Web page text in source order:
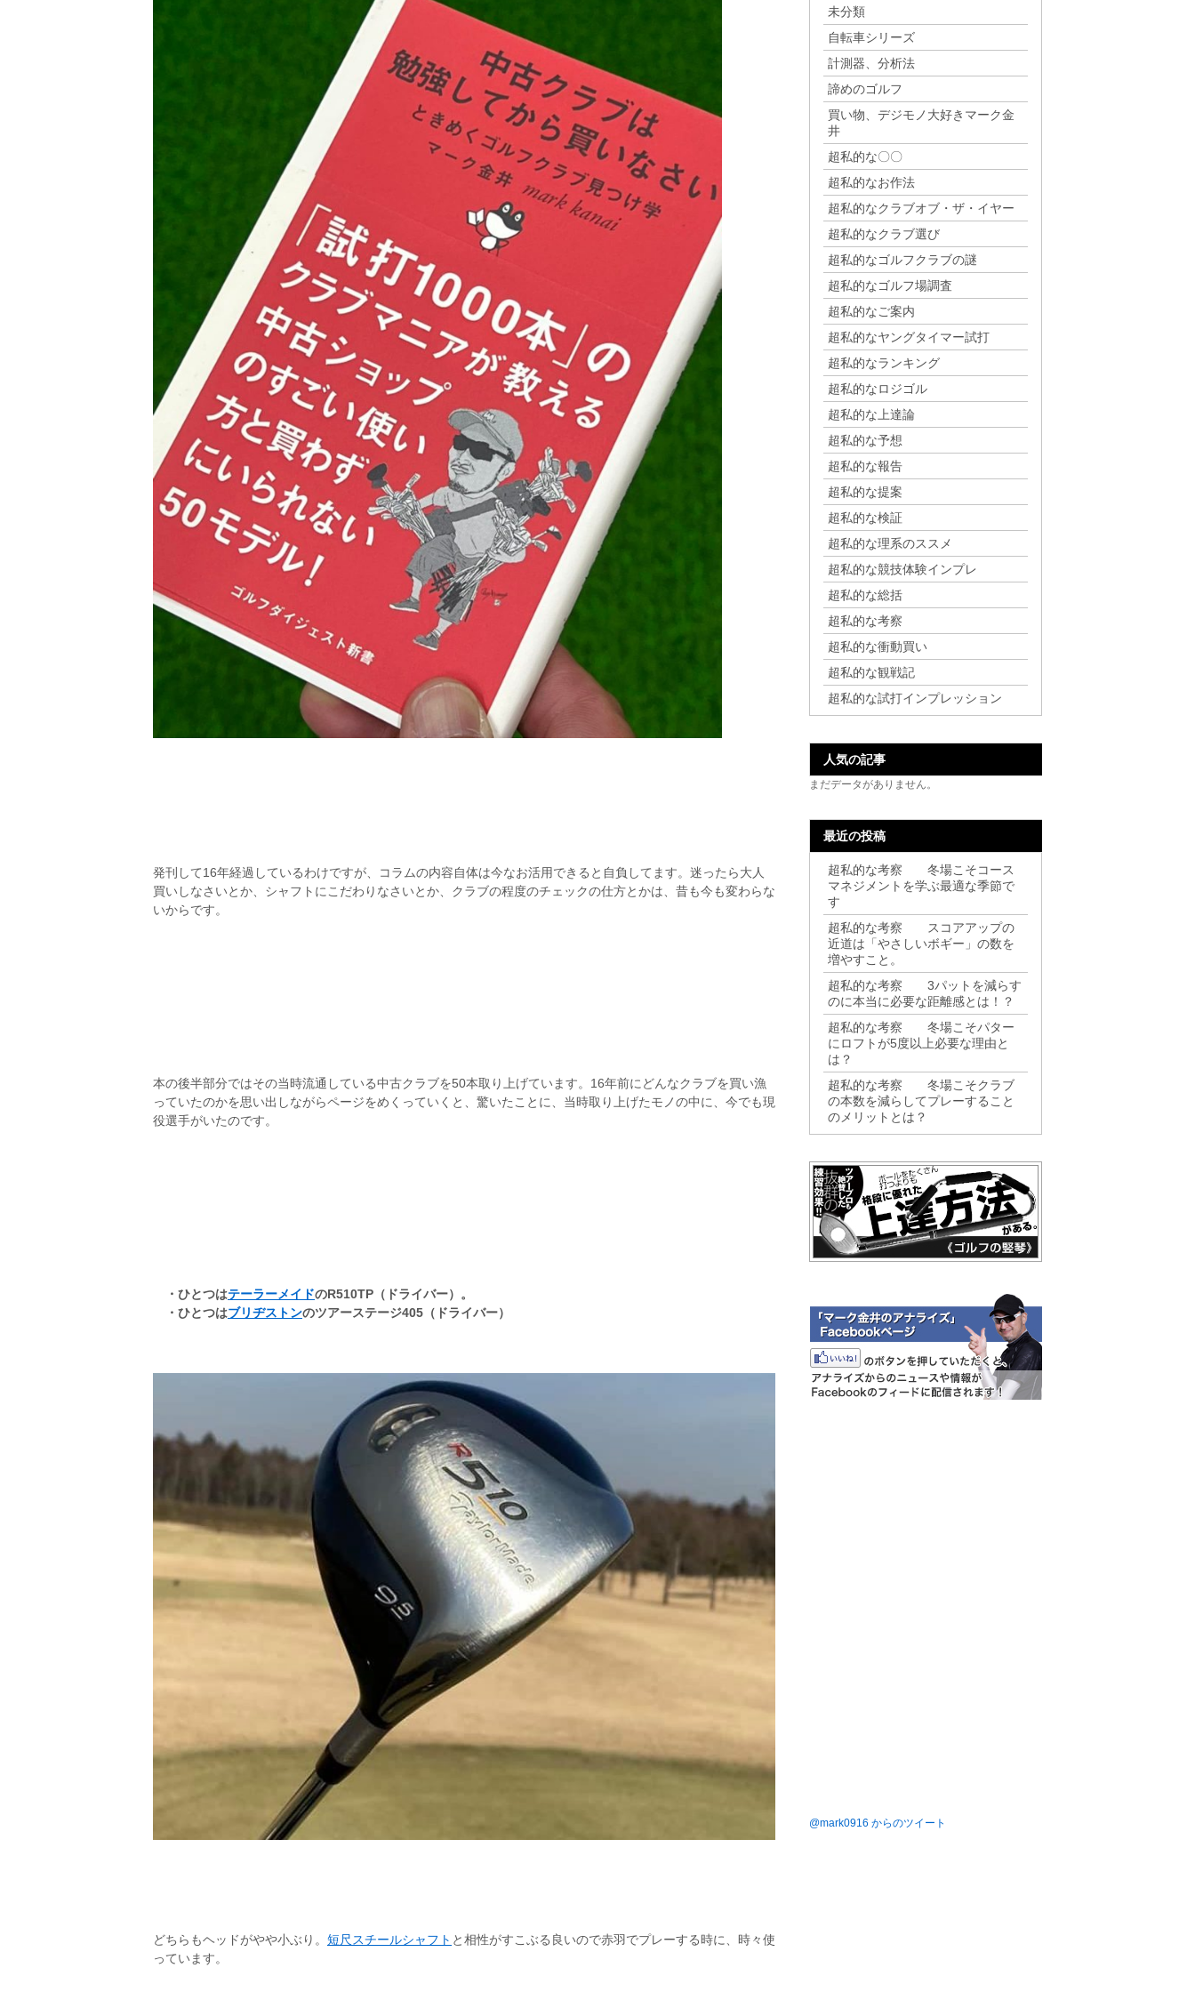
発刊して16年経過しているわけですが、コラムの内容自体は今なお活用できると自負してます。迷ったら大人
買いしなさいとか、シャフトにこだわりなさいとか、クラブの程度のチェックの仕方とかは、昔も今も変わらな
いからです。
本の後半部分ではその当時流通している中古クラブを50本取り上げています。16年前にどんなクラブを買い漁
っていたのかを思い出しながらページをめくっていくと、驚いたことに、当時取り上げたモノの中に、今でも現
役選手がいたのです。
・ひとつはテーラーメイドのR510TP（ドライバー）。
・ひとつはブリヂストンのツアーステージ405（ドライバー）
どちらもヘッドがやや小ぶり。 短尺スチールシャフト と相性がすこぶる良いので赤羽でプレーする時に、時々使
っています。
未分類
自転車シリーズ
計測器、分析法
諦めのゴルフ
買い物、デジモノ大好きマーク金
井
超私的な〇〇
超私的なお作法
超私的なクラブオブ・ザ・イヤー
超私的なクラブ選び
超私的なゴルフクラブの謎
超私的なゴルフ場調査
超私的なご案内
超私的なヤングタイマー試打
超私的なランキング
超私的なロジゴル
超私的な上達論
超私的な予想
超私的な報告
超私的な提案
超私的な検証
超私的な理系のススメ
超私的な競技体験インプレ
超私的な総括
超私的な考察
超私的な衝動買い
超私的な観戦記
超私的な試打インプレッション
人気の記事
まだデータがありません。
最近の投稿
超私的な考察 冬場こそコース
マネジメントを学ぶ最適な季節で
す
超私的な考察 スコアアップの
近道は「やさしいボギー」の数を
増やすこと。
超私的な考察 3パットを減らす
のに本当に必要な距離感とは！？
超私的な考察 冬場こそパター
にロフトが5度以上必要な理由と
は？
超私的な考察 冬場こそクラブ
の本数を減らしてプレーすること
のメリットとは？
@mark0916 からのツイート